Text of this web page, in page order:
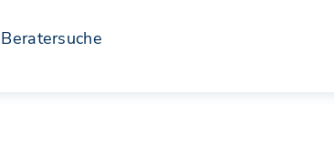
Beratersuche